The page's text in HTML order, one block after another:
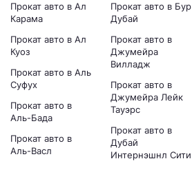
Прокат авто в Ал
Карама
Прокат авто в Ал
Куоз
Прокат авто в Аль
Суфух
Прокат авто в
Аль-Бада
Прокат авто в
Аль-Васл
Прокат авто в Бур
Дубай
Прокат авто в
Джумейра
Вилладж
Прокат авто в
Джумейра Лейк
Тауэрс
Прокат авто в
Дубай
Интернэшнл Сити